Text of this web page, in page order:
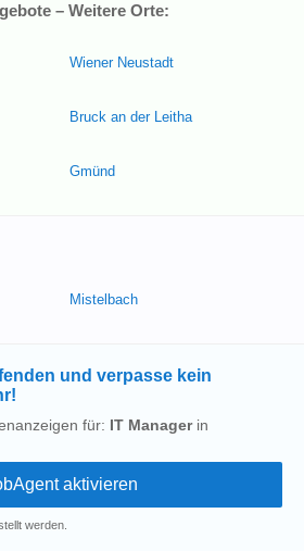
– Weitere Orte:
Wiener Neustadt
Bruck an der Leitha
Gmünd
Mistelbach
und verpasse kein
für: IT Managerin
werden.